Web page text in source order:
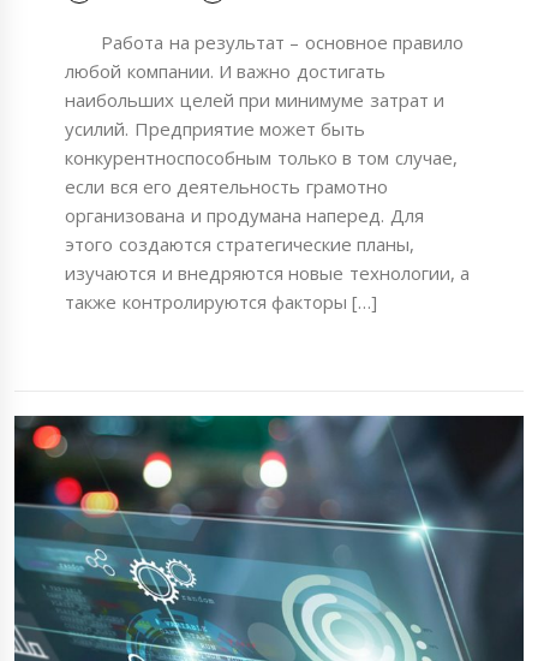
Работа на результат – основное правило
любой компании. И важно достигать
наибольших целей при минимуме затрат и
усилий. Предприятие может быть
конкурентноспособным только в том случае,
если вся его деятельность грамотно
организована и продумана наперед. Для
этого создаются стратегические планы,
изучаются и внедряются новые технологии, а
также контролируются факторы […]